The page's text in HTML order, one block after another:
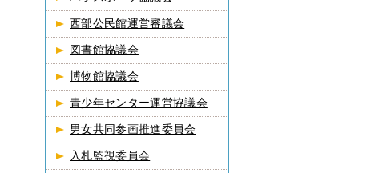
西部公民館運営審議会
図書館協議会
博物館協議会
青少年センター運営協議会
男女共同参画推進委員会
入札監視委員会